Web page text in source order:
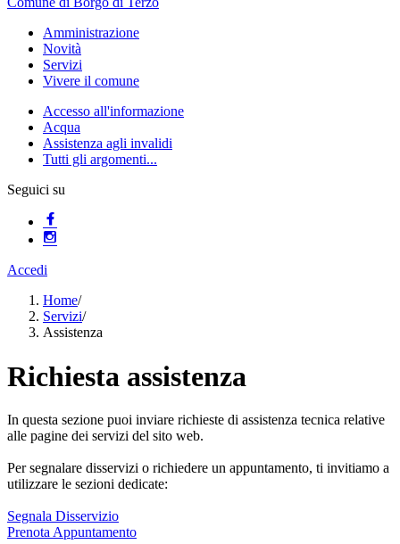
Amministrazione
Novità
Servizi
Vivere il comune
Accesso all'informazione
Acqua
Assistenza agli invalidi
Tutti gli argomenti...
Seguici su
Accedi
Home/
Servizi/
Assistenza
Richiesta assistenza
In questa sezione puoi inviare richieste di assistenza tecnica relative
alle pagine dei servizi del sito web.
Per segnalare disservizi o richiedere un appuntamento, ti invitiamo a
utilizzare le sezioni dedicate:
Segnala Disservizio
Prenota Appuntamento